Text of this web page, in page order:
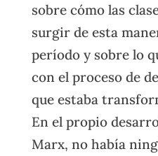
sobre cómo las
surgir de esta
período y sobre lo
con el proceso de
que estaba
En el propio
Marx, no había